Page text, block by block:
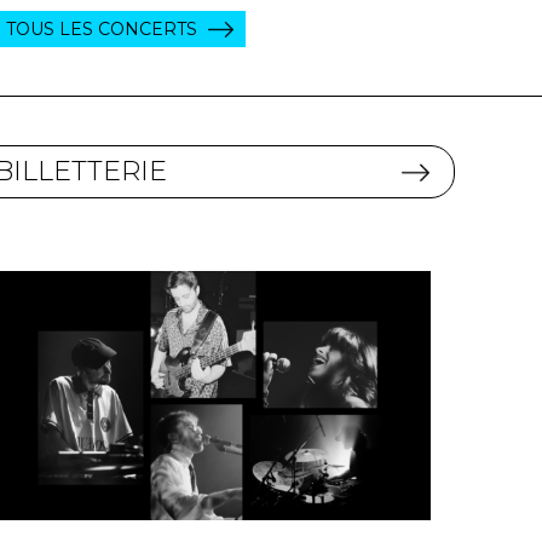
TOUS LES CONCERTS